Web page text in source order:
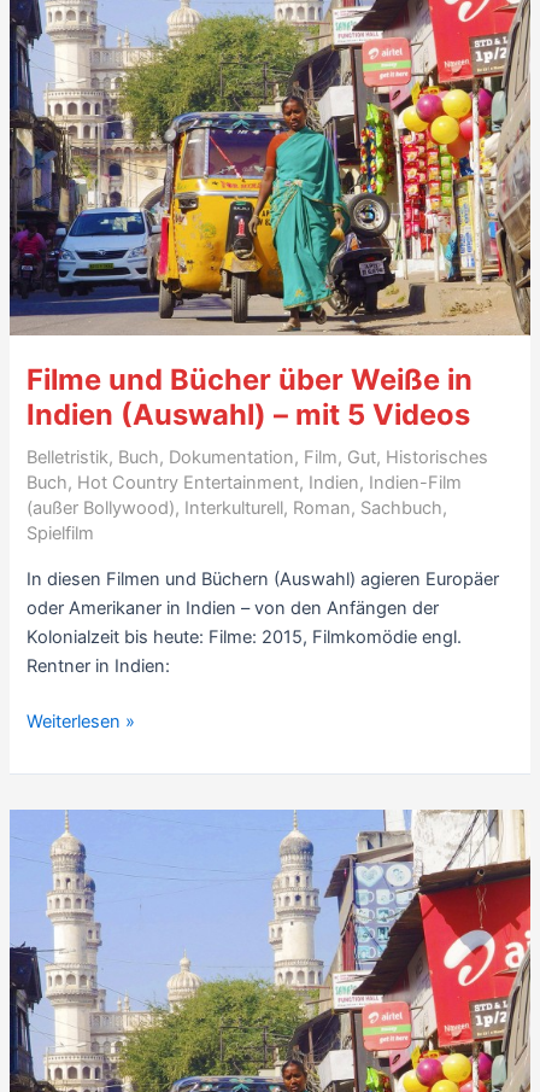
(2001,
engl.
(Un)arranged
Marriage)
–
7
Sterne
Filme und Bücher über Weiße in
Indien (Auswahl) – mit 5 Videos
Belletristik, Buch, Dokumentation, Film, Gut, Historisches
Buch, Hot Country Entertainment, Indien, Indien-Film
(außer Bollywood), Interkulturell, Roman, Sachbuch,
Spielfilm
In diesen Filmen und Büchern (Auswahl) agieren Europäer
oder Amerikaner in Indien – von den Anfängen der
Kolonialzeit bis heute: Filme: 2015, Filmkomödie engl.
Rentner in Indien:
Filme
Bücher
über
Weiße
in
Indien
(Auswahl)
–
mit
5
Videos
Weiterlesen »